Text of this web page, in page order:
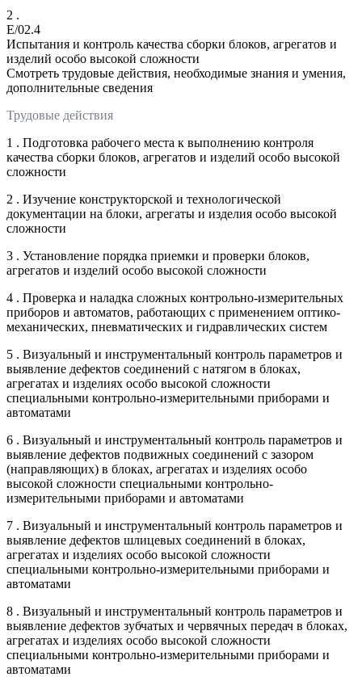
2 .
E/02.4
Испытания и контроль качества сборки блоков, агрегатов и
изделий особо высокой сложности
Смотреть трудовые действия, необходимые знания и умения,
дополнительные сведения
Трудовые действия
1 . Подготовка рабочего места к выполнению контроля
качества сборки блоков, агрегатов и изделий особо высокой
сложности
2 . Изучение конструкторской и технологической
документации на блоки, агрегаты и изделия особо высокой
сложности
3 . Установление порядка приемки и проверки блоков,
агрегатов и изделий особо высокой сложности
4 . Проверка и наладка сложных контрольно-измерительных
приборов и автоматов, работающих с применением оптико-
механических, пневматических и гидравлических систем
5 . Визуальный и инструментальный контроль параметров и
выявление дефектов соединений с натягом в блоках,
агрегатах и изделиях особо высокой сложности
специальными контрольно-измерительными приборами и
автоматами
6 . Визуальный и инструментальный контроль параметров и
выявление дефектов подвижных соединений с зазором
(направляющих) в блоках, агрегатах и изделиях особо
высокой сложности специальными контрольно-
измерительными приборами и автоматами
7 . Визуальный и инструментальный контроль параметров и
выявление дефектов шлицевых соединений в блоках,
агрегатах и изделиях особо высокой сложности
специальными контрольно-измерительными приборами и
автоматами
8 . Визуальный и инструментальный контроль параметров и
выявление дефектов зубчатых и червячных передач в блоках,
агрегатах и изделиях особо высокой сложности
специальными контрольно-измерительными приборами и
автоматами